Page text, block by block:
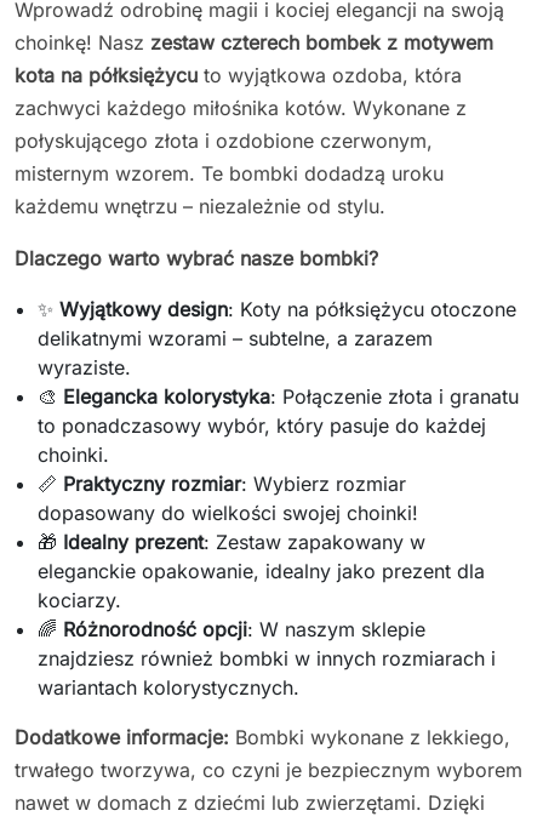
Wprowadź odrobinę magii i kociej elegancji na swoją
choinkę! Nasz zestaw czterech bombek z motywem
kota na półksiężycu to wyjątkowa ozdoba, która
zachwyci każdego miłośnika kotów. Wykonane z
połyskującego złota i ozdobione czerwonym,
misternym wzorem. Te bombki dodadzą uroku
każdemu wnętrzu – niezależnie od stylu.
Dlaczego warto wybrać nasze bombki?
✨Wyjątkowy design: Koty na półksiężycu otoczone
delikatnymi wzorami – subtelne, a zarazem
wyraziste.
🎨 Elegancka kolorystyka: Połączenie złota i granatu
to ponadczasowy wybór, który pasuje do każdej
choinki.
📏 Praktyczny rozmiar: Wybierz rozmiar
dopasowany do wielkości swojej choinki!
🎁 Idealny prezent: Zestaw zapakowany w
eleganckie opakowanie, idealny jako prezent dla
kociarzy.
🌈 Różnorodność opcji: W naszym sklepie
znajdziesz również bombki w innych rozmiarach i
wariantach kolorystycznych.
Dodatkowe informacje: Bombki wykonane z lekkiego,
trwałego tworzywa, co czyni je bezpiecznym wyborem
nawet w domach z dziećmi lub zwierzętami. Dzięki